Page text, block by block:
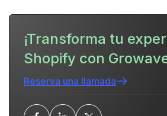
¡Transforma tu
Shopify con
Reserva una llamada